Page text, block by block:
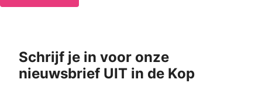
Schrijf je in voor onze
nieuwsbrief UIT in de Kop